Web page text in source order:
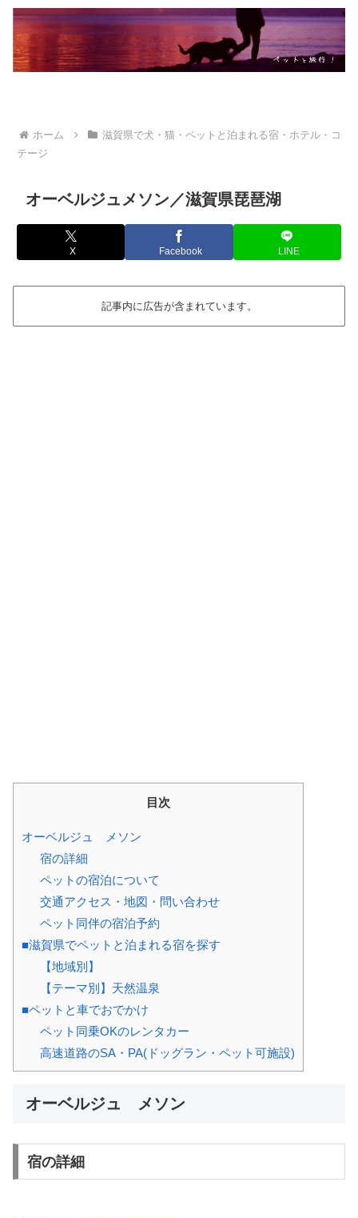
ホーム
滋賀県で犬・猫・ペットと泊まれる宿・ホテル・コ
テージ
オーベルジュメソン／滋賀県琵琶湖
X Facebook LINE
記事内に広告が含まれています。
目次
オーベルジュ メソン
宿の詳細
ペットの宿泊について
交通アクセス・地図・問い合わせ
ペット同伴の宿泊予約
■滋賀県でペットと泊まれる宿を探す
【地域別】
【テーマ別】天然温泉
■ペットと車でおでかけ
ペット同乗OKのレンタカー
高速道路のSA・PA(ドッグラン・ペット可施設)
オーベルジュ メソン
宿の詳細